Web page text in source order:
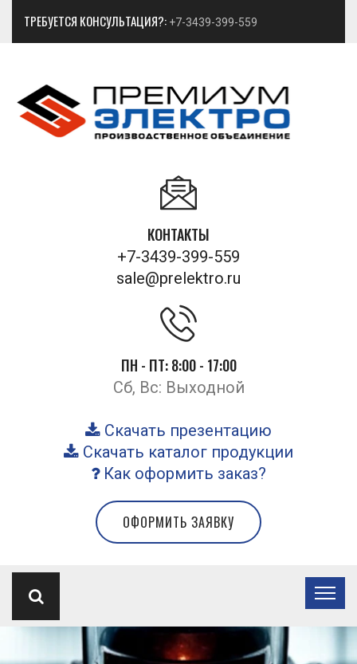
ТРЕБУЕТСЯ КОНСУЛЬТАЦИЯ?: +7-3439-399-559
КОНТАКТЫ
+7-3439-399-559
sale@prelektro.ru
ПН - ПТ: 8:00 - 17:00
Сб, Вс: Выходной
Скачать презентацию
Скачать каталог продукции
Как оформить заказ?
ОФОРМИТЬ ЗАЯВКУ